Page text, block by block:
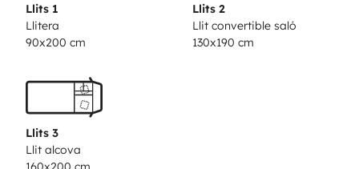
Llits 1
Llitera
90x200 cm
Llits 2
Llit convertible saló
130x190 cm
Llits 3
Llit alcova